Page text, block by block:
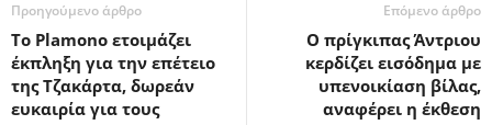
Προηγούμενο άρθρο
Το Plamono ετοιμάζει
έκπληξη για την επέτειο
της Τζακάρτα, δωρεάν
ευκαιρία για τους
Επόμενο άρθρο
Ο πρίγκιπας Άντριου
κερδίζει εισόδημα με
υπενοικίαση βίλας,
αναφέρει η έκθεση